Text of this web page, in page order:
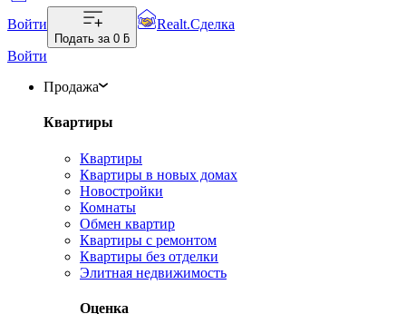
Войти
Подать за 0 ƃ
Realt.Сделка
Войти
Продажа
Квартиры
Квартиры
Квартиры в новых домах
Новостройки
Комнаты
Обмен квартир
Квартиры с ремонтом
Квартиры без отделки
Элитная недвижимость
Оценка